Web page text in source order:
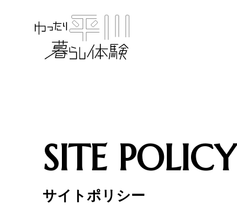
SITE POLICY
サイトポリシー